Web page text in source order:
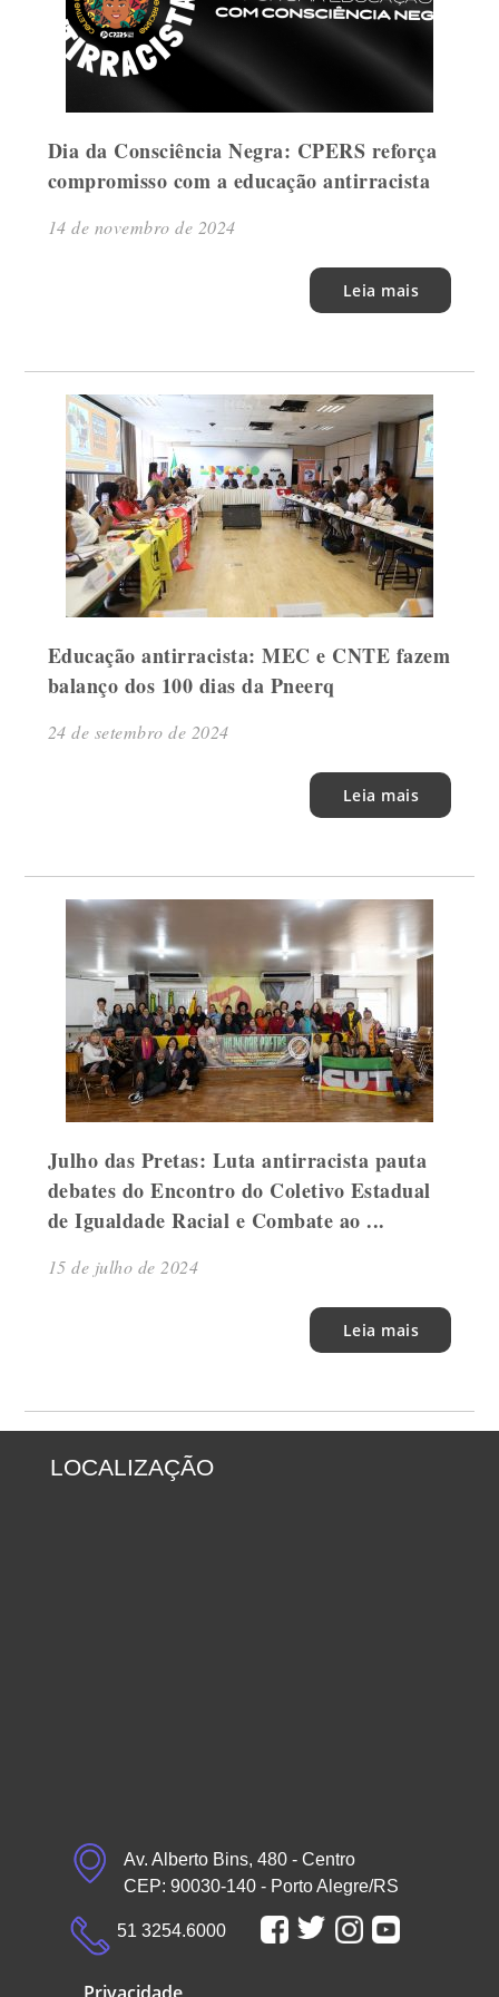
Dia da Consciência Negra: CPERS reforça
compromisso com a educação antirracista
14 de novembro de 2024
Leia mais
Educação antirracista: MEC e CNTE fazem
balanço dos 100 dias da Pneerq
24 de setembro de 2024
Leia mais
Julho das Pretas: Luta antirracista pauta
debates do Encontro do Coletivo Estadual
de Igualdade Racial e Combate ao ...
15 de julho de 2024
Leia mais
LOCALIZAÇÃO
Av. Alberto Bins, 480 - Centro
CEP: 90030-140 - Porto Alegre/RS
51 3254.6000